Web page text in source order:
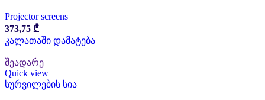
Projector screens
373,75 ₾
კალათაში დამატება
შეადარე
Quick view
სურვილების სია